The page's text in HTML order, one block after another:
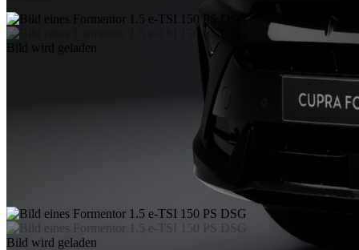
Bild wird geladen
Bild wird geladen